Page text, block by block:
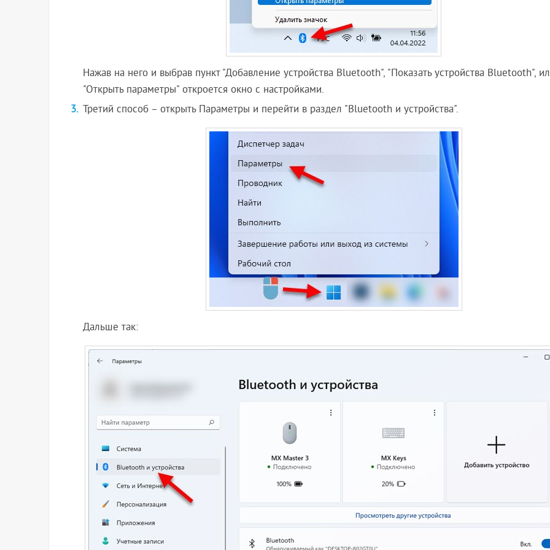
Нажав на него и выбрав пункт "Добавление устройства Bluetooth", "Показать устройства Bluetooth",
"Открыть параметры" откроется окно с настройками.
Третий способ – открыть Параметры и перейти в раздел "Bluetooth и устройства".
Дальше так: